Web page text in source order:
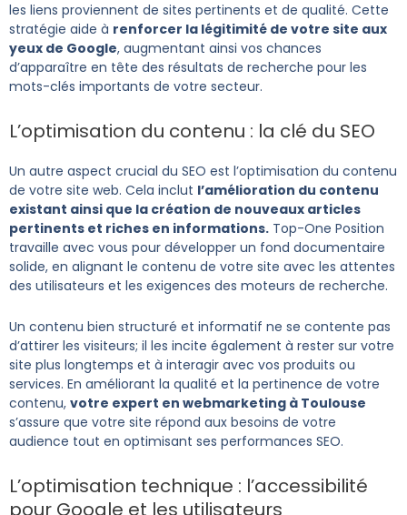
les liens proviennent de sites pertinents et de qualité. Cette
stratégie aide à renforcer la légitimité de votre site aux
yeux de Google, augmentant ainsi vos chances
d’apparaître en tête des résultats de recherche pour les
mots-clés importants de votre secteur.
L’optimisation du contenu : la clé du SEO
Un autre aspect crucial du SEO est l’optimisation du contenu
de votre site web. Cela inclut l’amélioration du contenu
existant ainsi que la création de nouveaux articles
pertinents et riches en informations. Top-One Position
travaille avec vous pour développer un fond documentaire
solide, en alignant le contenu de votre site avec les attentes
des utilisateurs et les exigences des moteurs de recherche.
Un contenu bien structuré et informatif ne se contente pas
d’attirer les visiteurs; il les incite également à rester sur votre
site plus longtemps et à interagir avec vos produits ou
services. En améliorant la qualité et la pertinence de votre
contenu, votre expert en webmarketing à Toulouse
s’assure que votre site répond aux besoins de votre
audience tout en optimisant ses performances SEO.
L’optimisation technique : l’accessibilité
pour Google et les utilisateurs